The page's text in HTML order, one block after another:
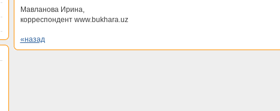
Мавланова Ирина,
корреспондент www.bukhara.uz
«назад